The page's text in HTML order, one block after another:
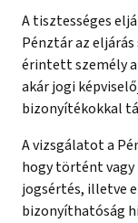
A tisztességes
Pénztár az
érintett személy
akár jogi
bizonyítékokkal
A vizsgálatot a
hogy történt
jogsértés, illetve
bizonyíthatóság